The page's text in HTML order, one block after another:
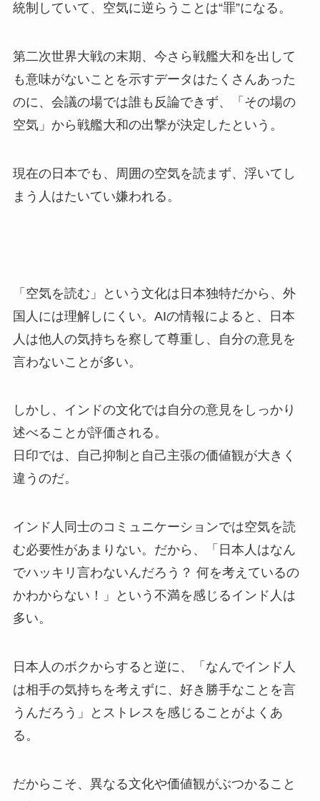
統制していて、空気に逆らうことは“罪”になる。
第二次世界大戦の末期、今さら戦艦大和を出して
も意味がないことを示すデータはたくさんあった
のに、会議の場では誰も反論できず、「その場の
空気」から戦艦大和の出撃が決定したという。
現在の日本でも、周囲の空気を読まず、浮いてし
まう人はたいてい嫌われる。
「空気を読む」という文化は日本独特だから、外
国人には理解しにくい。AIの情報によると、日本
人は他人の気持ちを察して尊重し、自分の意見を
言わないことが多い。
しかし、インドの文化では自分の意見をしっかり
述べることが評価される。
日印では、自己抑制と自己主張の価値観が大きく
違うのだ。
インド人同士のコミュニケーションでは空気を読
む必要性があまりない。だから、「日本人はなん
でハッキリ言わないんだろう？ 何を考えているの
かわからない！」という不満を感じるインド人は
多い。
日本人のボクからすると逆に、「なんでインド人
は相手の気持ちを考えずに、好き勝手なことを言
うんだろう」とストレスを感じることがよくあ
る。
だからこそ、異なる文化や価値観がぶつかること